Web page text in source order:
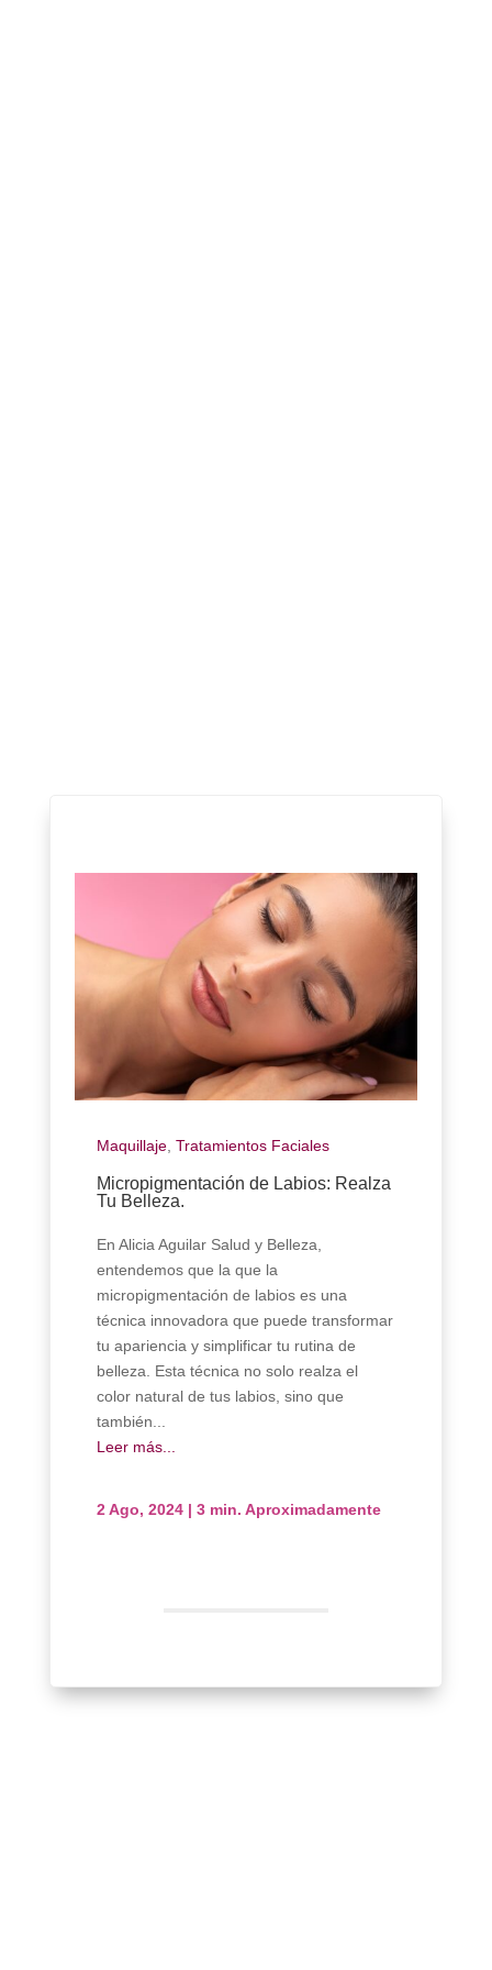
Maquillaje,Tratamientos Faciales
Micropigmentación de Labios: Realza
Tu Belleza.
En Alicia Aguilar Salud y Belleza,
entendemos que la que la
micropigmentación de labios es una
técnica innovadora que puede transformar
tu apariencia y simplificar tu rutina de
belleza. Esta técnica no solo realza el
color natural de tus labios, sino que
también...
Leer más...
2 Ago, 2024 |3 min. Aproximadamente